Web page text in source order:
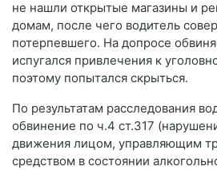
не нашли открытые магазины и
домам, после чего водитель
потерпевшего. На допросе
испугался привлечения к
поэтому попытался скрыться.
По результатам расследования
обвинение по ч.4 ст.317
движения лицом, управляющим
средством в состоянии